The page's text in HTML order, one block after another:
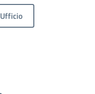
Ufficio